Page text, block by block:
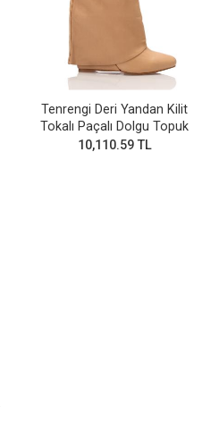
Tenrengi Deri Yandan Kilit
Tokalı Paçalı Dolgu Topuk
10,110.59 TL